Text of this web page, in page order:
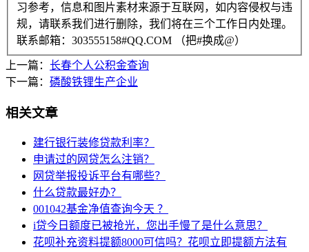
习参考，信息和图片素材来源于互联网，如内容侵权与违
规，请联系我们进行删除，我们将在三个工作日内处理。
联系邮箱：303555158#QQ.COM （把#换成@）
上一篇： 长春个人公积金查询
下一篇： 磷酸铁锂生产企业
相关文章
建行银行装修贷款利率？
申请过的网贷怎么注销？
网贷举报投诉平台有哪些？
什么贷款最好办？
001042基金净值查询今天 ？
i贷今日额度已被抢光，您出手慢了是什么意思？
花呗补充资料提额8000可信吗？花呗立即提额方法有